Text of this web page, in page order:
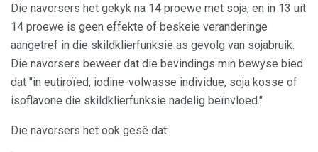
Die navorsers het gekyk na 14 proewe met soja, en in 13 uit
14 proewe is geen effekte of beskeie veranderinge
aangetref in die skildklierfunksie as gevolg van sojabruik.
Die navorsers beweer dat die bevindings min bewyse bied
dat "in eutiroïed, iodine-volwasse individue, soja kosse of
isoflavone die skildklierfunksie nadelig beïnvloed."
Die navorsers het ook gesê dat: